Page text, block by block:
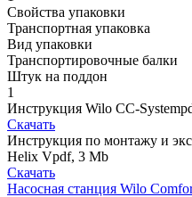
Свойства упаковки
Транспортная упаковка
Вид упаковки
Транспортировочные балки
Штук на поддон
1
Инструкция Wilo CC-System
Скачать
Инструкция по монтажу и
Helix Vpdf, 3 Mb
Скачать
Насосная станция Wilo